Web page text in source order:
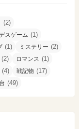
(2)
スゲーム (1)
(1) ミステリー (2)
(2) ロマンス (1)
(4) 戦記物 (17)
(49)